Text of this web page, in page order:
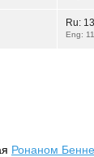
Ru:
Eng:
Ронаном